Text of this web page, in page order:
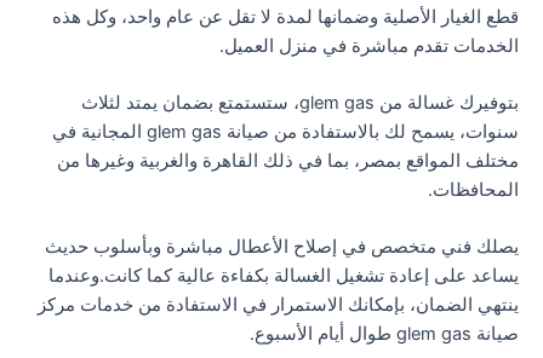
قطع الغيار الأصلية وضمانها لمدة لا تقل عن عام واحد، وكل هذه
الخدمات تقدم مباشرة في منزل العميل.
بتوفيرك غسالة من glem gas، ستستمتع بضمان يمتد لثلاث
سنوات، يسمح لك بالاستفادة من صيانة glem gas المجانية في
مختلف المواقع بمصر، بما في ذلك القاهرة والغربية وغيرها من
المحافظات.
يصلك فني متخصص في إصلاح الأعطال مباشرة وبأسلوب حديث
يساعد على إعادة تشغيل الغسالة بكفاءة عالية كما كانت.وعندما
ينتهي الضمان، بإمكانك الاستمرار في الاستفادة من خدمات مركز
صيانة glem gas طوال أيام الأسبوع.